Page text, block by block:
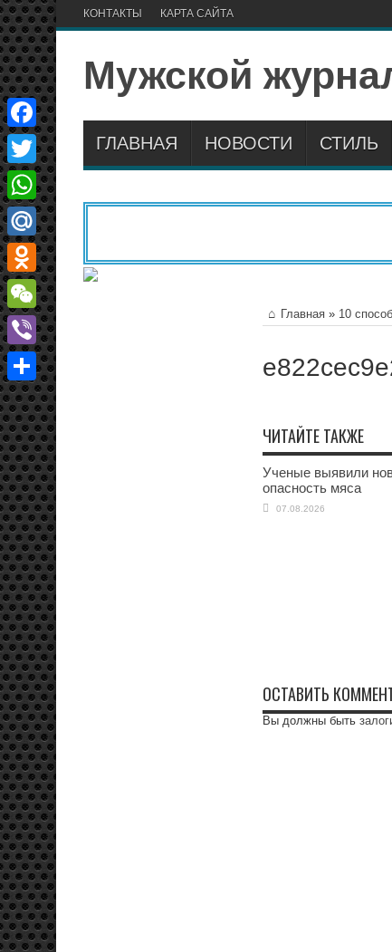
КОНТАКТЫ КАРТА САЙТА
Мужской
ГЛАВНАЯ НОВОСТИ СТИЛЬ
Главная » 10
ЧИТАЙТЕ ТАКЖЕ
Ученые выявили
опасность мяса
07.08.2026
ОСТАВИТЬ
Вы должны быть
Facebook
Twitter
WhatsApp
Mail.Ru
Odnoklassniki
WeChat
Viber
Отправить